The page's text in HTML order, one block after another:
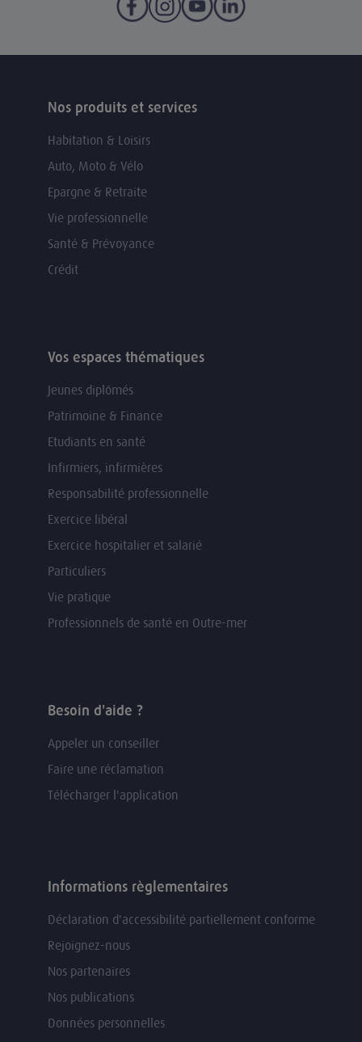
Nos produits et services
Habitation & Loisirs
Auto, Moto & Vélo
Epargne & Retraite
Vie professionnelle
Santé & Prévoyance
Crédit
Vos espaces thématiques
Jeunes diplômés
Patrimoine & Finance
Etudiants en santé
Infirmiers, infirmières
Responsabilité professionnelle
Exercice libéral
Exercice hospitalier et salarié
Particuliers
Vie pratique
Professionnels de santé en Outre-mer
Besoin d'aide ?
Appeler un conseiller
Faire une réclamation
Télécharger l'application
Informations règlementaires
Déclaration d'accessibilité partiellement conforme
Rejoignez-nous
Nos partenaires
Nos publications
Données personnelles